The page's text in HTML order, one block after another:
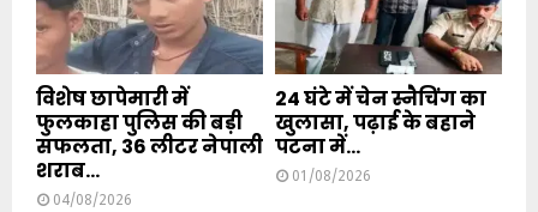
विशेष छापेमारी में
फुलकाहा पुलिस की बड़ी
सफलता, 36 लीटर नेपाली
शराब...
04/08/2026
24 घंटे में चेन स्नैचिंग का
खुलासा, पढ़ाई के बहाने
पटना में...
01/08/2026